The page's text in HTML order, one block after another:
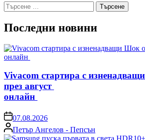
Търсене
за:
Последни новини
Vivacom стартира с
през август
онлайн
on07.08.2026
Posted
by
Петър Ангелов - Пепсън